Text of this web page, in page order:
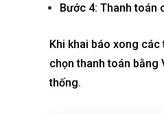
Bước 4: Thanh toán
Khi khai báo xong
chọn thanh toán bằng
thống.